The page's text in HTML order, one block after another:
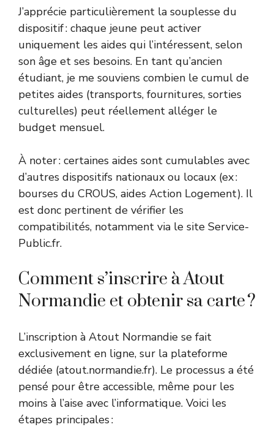
J’apprécie particulièrement la souplesse du
dispositif : chaque jeune peut activer
uniquement les aides qui l’intéressent, selon
son âge et ses besoins. En tant qu’ancien
étudiant, je me souviens combien le cumul de
petites aides (transports, fournitures, sorties
culturelles) peut réellement alléger le
budget mensuel.
À noter : certaines aides sont cumulables avec
d’autres dispositifs nationaux ou locaux (ex :
bourses du CROUS, aides Action Logement). Il
est donc pertinent de vérifier les
compatibilités, notamment via le site Service-
Public.fr.
Comment s’inscrire à Atout
Normandie et obtenir sa carte ?
L’inscription à Atout Normandie se fait
exclusivement en ligne, sur la plateforme
dédiée (atout.normandie.fr). Le processus a été
pensé pour être accessible, même pour les
moins à l’aise avec l’informatique. Voici les
étapes principales :